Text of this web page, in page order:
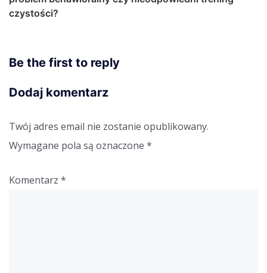
czystości?
Be the first to reply
Dodaj komentarz
Twój adres email nie zostanie opublikowany.
Wymagane pola są oznaczone *
Komentarz *